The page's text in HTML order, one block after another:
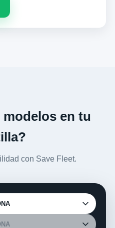
en tu
con Save Fleet.